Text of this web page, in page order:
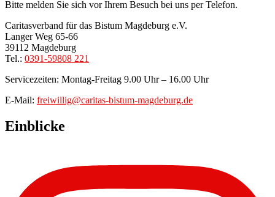
Bitte melden Sie sich vor Ihrem Besuch bei uns per Telefon.
Caritasverband für das Bistum Magdeburg e.V.
Langer Weg 65-66
39112 Magdeburg
Tel.: 0391-59808 221
Servicezeiten: Montag-Freitag 9.00 Uhr – 16.00 Uhr
E-Mail: freiwillig@caritas-bistum-magdeburg.de
Einblicke